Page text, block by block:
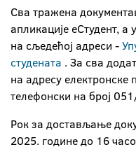
Сва тражена
апликације еСтудент, а
на сљедећој адреси -
студената . За сва
на адресу електронске
телефонски на број
Рок за достављање
2025. године до 16